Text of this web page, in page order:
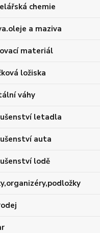
chemie
a maziva
materiál
ložiska
váhy
letadla
auta
lodě